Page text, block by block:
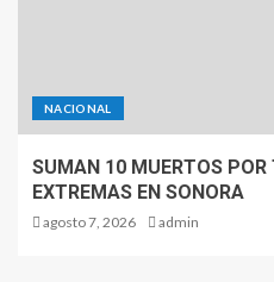
NACIONAL
SUMAN 10 MUERTOS POR
EXTREMAS EN SONORA
agosto 7, 2026 admin